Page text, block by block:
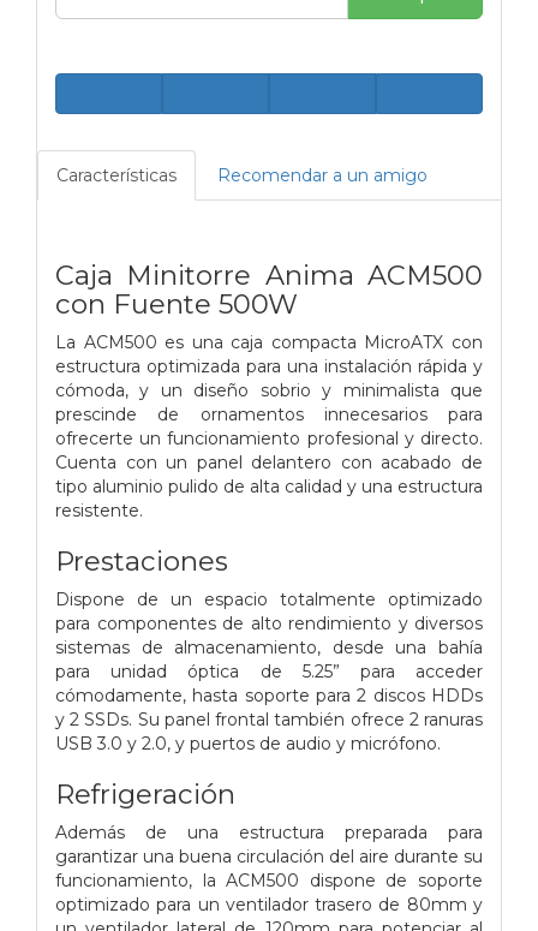
Características Recomendar a un amigo
Caja Minitorre Anima ACM500
con Fuente 500W
La ACM500 es una caja compacta MicroATX con
estructura optimizada para una instalación rápida y
cómoda, y un diseño sobrio y minimalista que
prescinde de ornamentos innecesarios para
ofrecerte un funcionamiento profesional y directo.
Cuenta con un panel delantero con acabado de
tipo aluminio pulido de alta calidad y una estructura
resistente.
Prestaciones
Dispone de un espacio totalmente optimizado
para componentes de alto rendimiento y diversos
sistemas de almacenamiento, desde una bahía
para unidad óptica de 5.25” para acceder
cómodamente, hasta soporte para 2 discos HDDs
y 2 SSDs. Su panel frontal también ofrece 2 ranuras
USB 3.0 y 2.0, y puertos de audio y micrófono.
Refrigeración
Además de una estructura preparada para
garantizar una buena circulación del aire durante su
funcionamiento, la ACM500 dispone de soporte
optimizado para un ventilador trasero de 80mm y